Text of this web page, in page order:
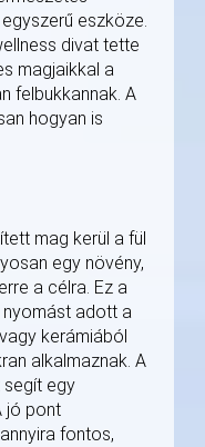
eszköze.
divat tette
magjaikkal a
felbukkannak. A
hogyan is
mag kerül a fül
egy növény,
a célra. Ez a
nyomást adott a
kerámiából
alkalmaznak. A
egy
jó pont
fontos,